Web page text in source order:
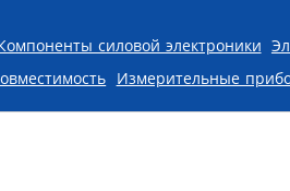
силовой электроники
Измерительные